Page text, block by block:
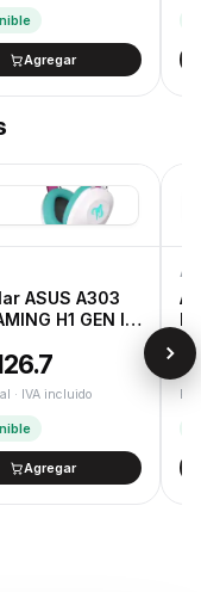
Agregar
ASUS A303
H1 GEN II
· IVA incluido
Agregar